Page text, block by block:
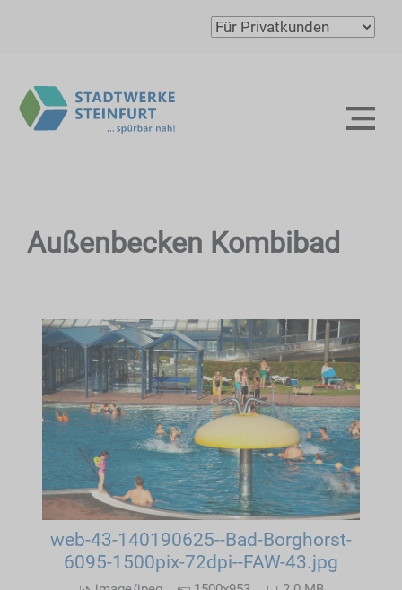
Außenbecken Kombibad
web-43-140190625--Bad-Borghorst-
6095-1500pix-72dpi--FAW-43.jpg